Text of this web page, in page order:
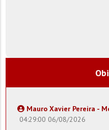
Mauro Xavier Pereira -
04:29:00 06/08/2026